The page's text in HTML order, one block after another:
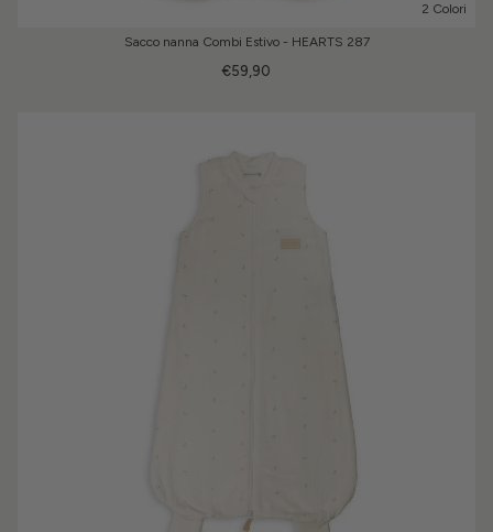
2 Colori
Sacco nanna Combi Estivo - HEARTS 287
€59,90